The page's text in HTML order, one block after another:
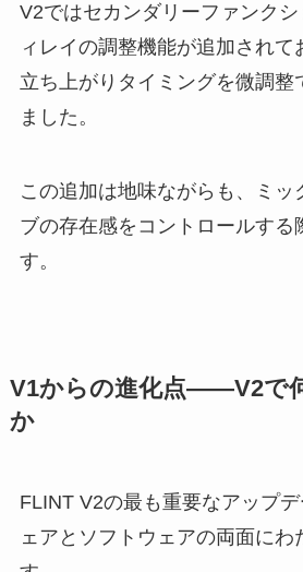
V2ではセカンダリーファンク
ィレイの調整機能が追加されて
立ち上がりタイミングを微調整
ました。
この追加は地味ながらも、ミッ
ブの存在感をコントロールする
す。
V1からの進化点——V2で
か
FLINT V2の最も重要なアップ
ェアとソフトウェアの両面にわ